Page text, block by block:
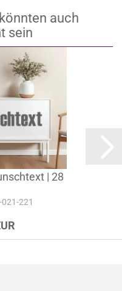
auch
sein
| 28
021-221